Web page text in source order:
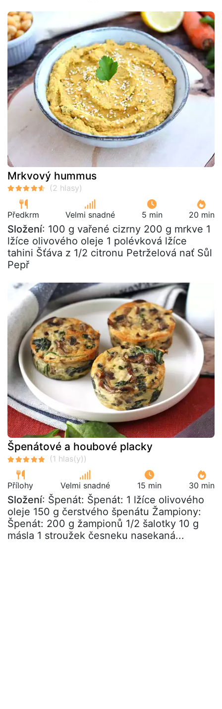
Mrkvový hummus
Předkrm Velmi snadné 5 min 20 min
Složení: 100 g vařené cizrny 200 g mrkve 1
lžíce olivového oleje 1 polévková lžíce
tahini Šťáva z 1/2 citronu Petrželová nať Sůl
Pepř
Špenátové a houbové placky
Přílohy Velmi snadné 15 min 30 min
Složení: Špenát: Špenát: 1 lžíce olivového
oleje 150 g čerstvého špenátu Žampiony:
Špenát: 200 g žampionů 1/2 šalotky 10 g
másla 1 stroužek česneku nasekaná...